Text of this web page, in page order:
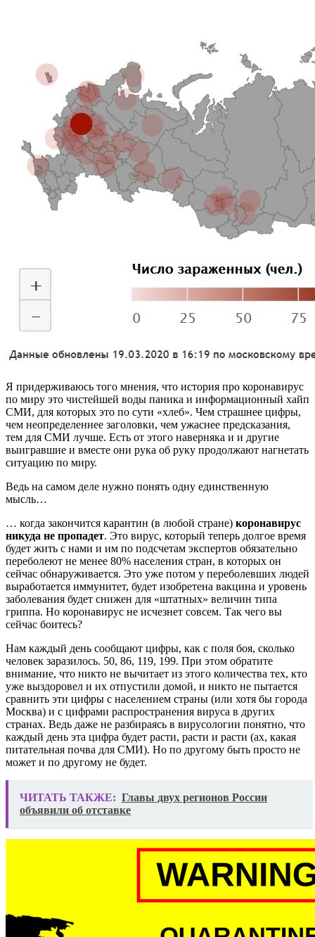
Я придерживаюсь того мнения, что история про коронавирус
по миру это чистейшей воды паника и информационный хайп
СМИ, для которых это по сути «хлеб». Чем страшнее цифры,
чем неопределеннее заголовки, чем ужаснее предсказания,
тем для СМИ лучше. Есть от этого наверняка и и другие
выигравшие и вместе они рука об руку продолжают нагнетать
ситуацию по миру.
Ведь на самом деле нужно понять одну единственную
мысль…
… когда закончится карантин (в любой стране) коронавирус
никуда не пропадет. Это вирус, который теперь долгое время
будет жить с нами и им по подсчетам экспертов обязательно
переболеют не менее 80% населения стран, в которых он
сейчас обнаруживается. Это уже потом у переболевших людей
выработается иммунитет, будет изобретена вакцина и уровень
заболевания будет снижен для «штатных» величин типа
гриппа. Но коронавирус не исчезнет совсем. Так чего вы
сейчас боитесь?
Нам каждый день сообщают цифры, как с поля боя, сколько
человек заразилось. 50, 86, 119, 199. При этом обратите
внимание, что никто не вычитает из этого количества тех, кто
уже выздоровел и их отпустили домой, и никто не пытается
сравнить эти цифры с населением страны (или хотя бы города
Москва) и с цифрами распространения вируса в других
странах. Ведь даже не разбираясь в вирусологии понятно, что
каждый день эта цифра будет расти, расти и расти (ах, какая
питательная почва для СМИ). Но по другому быть просто не
может и по другому не будет.
ЧИТАТЬ ТАКЖЕ: Главы двух регионов России
объявили об отставке